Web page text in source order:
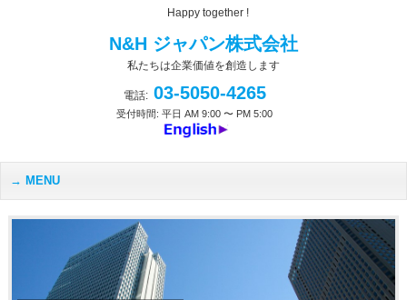
Happy together !
N&H ジャパン株式会社
私たちは企業価値を創造します
電話:03-5050-4265
受付時間: 平日 AM 9:00 〜 PM 5:00
MENU